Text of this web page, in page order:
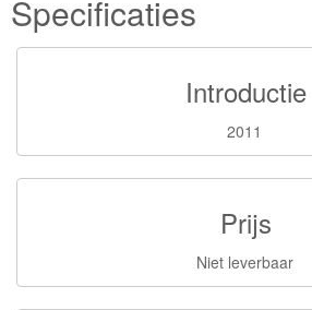
Specificaties
Introductie
2011
Prijs
Niet leverbaar